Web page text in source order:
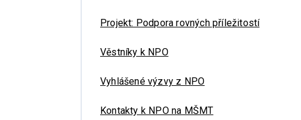
Projekt: Podpora rovných příležitostí
Věstníky k NPO
Vyhlášené výzvy z NPO
Kontakty k NPO na MŠMT